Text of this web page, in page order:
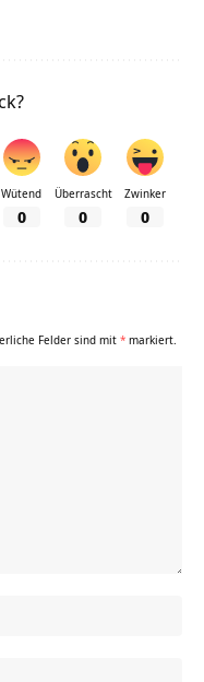
Wütend
0
Überrascht
0
Zwinker
0
Felder sind mit * markiert.